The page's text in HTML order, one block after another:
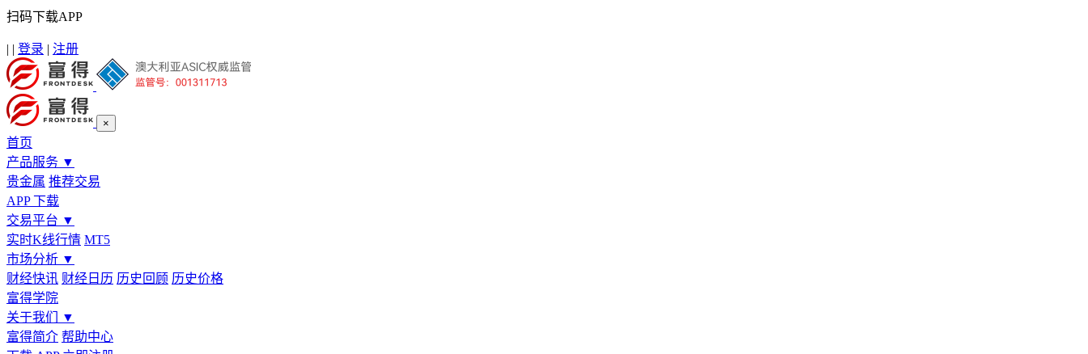
扫码下载APP
| | 登录 | 注册
×
首页
产品服务 ▼
贵金属 推荐交易
APP 下载
交易平台 ▼
实时K线行情 MT5
市场分析 ▼
财经快讯 财经日历 历史回顾 历史价格
富得学院
关于我们
▼
富得简介 帮助中心